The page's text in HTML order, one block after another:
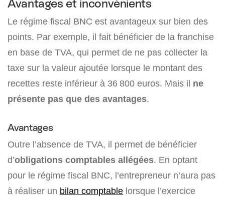
Avantages et inconvénients
Le régime fiscal BNC est avantageux sur bien des
points. Par exemple, il fait bénéficier de la franchise
en base de TVA, qui permet de ne pas collecter la
taxe sur la valeur ajoutée lorsque le montant des
recettes reste inférieur à 36 800 euros. Mais il ne
présente pas que des avantages.
Avantages
Outre l’absence de TVA, il permet de bénéficier
d’obligations comptables allégées. En optant
pour le régime fiscal BNC, l’entrepreneur n’aura pas
à réaliser un bilan comptable lorsque l’exercice